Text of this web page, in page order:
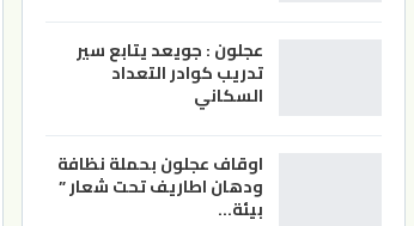
عجلون : جويعد يتابع سير
تدريب كوادر التعداد
السكاني
اوقاف عجلون بحملة نظافة
ودهان اطاريف تحت شعار ”
بيئة…